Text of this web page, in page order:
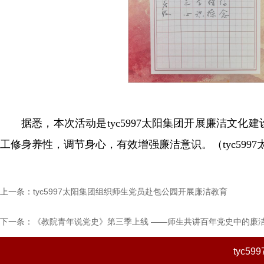
据悉，本次活动是tyc5997太阳集团开展廉洁文化
工修身养性，调节身心，有效增强廉洁意识。（tyc5997
上一条： tyc5997太阳集团组织师生党员赴包公园开展廉洁教育
下一条： 《教院青年说党史》第三季上线 ——师生共讲百年党史中的廉